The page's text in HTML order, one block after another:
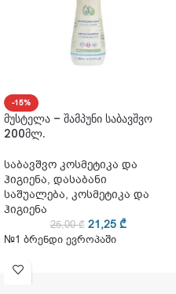
-15%
მუსტელა – შამპუნი საბავშვო
200მლ.
საბავშვო კოსმეტიკა და
ჰიგიენა, დასაბანი
საშუალება, კოსმეტიკა და
ჰიგიენა
25,00₾ 21,25 ₾
№1 ბრენდი ევროპაში